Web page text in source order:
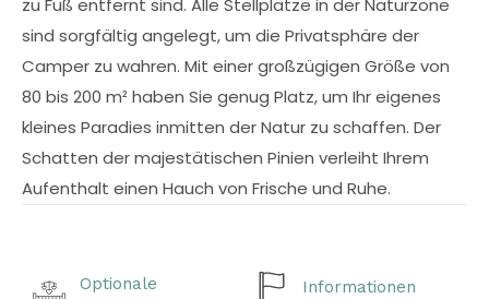
zu Fuß entfernt sind. Alle Stellplätze in der Naturzone
sind sorgfältig angelegt, um die Privatsphäre der
Camper zu wahren. Mit einer großzügigen Größe von
80 bis 200 m² haben Sie genug Platz, um Ihr eigenes
kleines Paradies inmitten der Natur zu schaffen. Der
Schatten der majestätischen Pinien verleiht Ihrem
Aufenthalt einen Hauch von Frische und Ruhe.
Optionale
Informationen